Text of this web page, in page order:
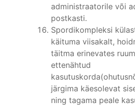
administraatorile või
postkasti.
Spordikompleksi
käituma viisakalt,
täitma erinevates
ettenähtud
järgima käesolevat
ning tagama peale